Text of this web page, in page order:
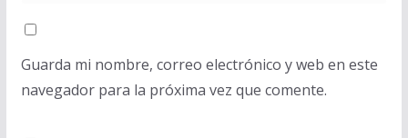
Guarda mi nombre, correo electrónico y web en este
navegador para la próxima vez que comente.